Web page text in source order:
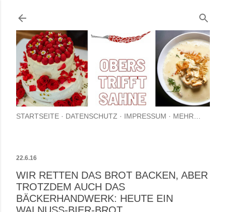
Direkt zum
STARTSEITE DATENSCHUTZ IMPRESSUM MEHR…
22.6.16
WIR RETTEN DAS BROT BACKEN, ABER
TROTZDEM AUCH DAS
BÄCKERHANDWERK: HEUTE EIN